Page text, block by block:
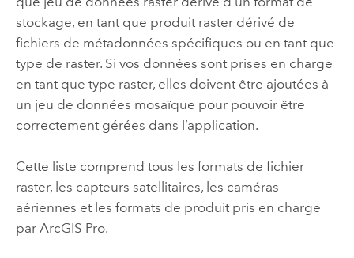
stockage, en tant que produit raster dérivé de
fichiers de métadonnées spécifiques ou en tant que
type de raster. Si vos données sont prises en charge
en tant que type raster, elles doivent être ajoutées à
un jeu de données mosaïque pour pouvoir être
correctement gérées dans l’application.
Cette liste comprend tous les formats de fichier
raster, les capteurs satellitaires, les caméras
aériennes et les formats de produit pris en charge
par ArcGIS Pro.